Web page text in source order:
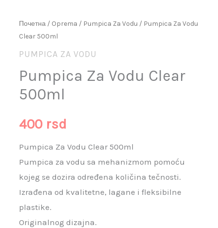
Почетна / Oprema / Pumpica Za Vodu / Pumpica Za Vodu
Clear 500ml
PUMPICA ZA VODU
Pumpica Za Vodu Clear
500ml
400 rsd
Pumpica Za Vodu Clear 500ml
Pumpica za vodu sa mehanizmom pomoću
kojeg se dozira određena količina tečnosti.
Izrađena od kvalitetne, lagane i fleksibilne
plastike.
Originalnog dizajna.